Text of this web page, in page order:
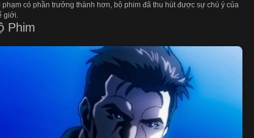
có phần trưởng thành hơn, bộ phim đã thu hút được sự chú ý của
giới.
Phim